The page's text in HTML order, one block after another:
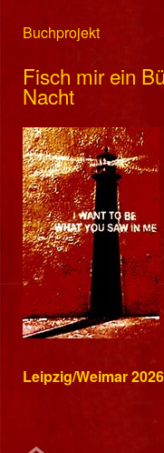
Buchprojekt
Fisch mir ein
Nacht
Leipzig/Weimar